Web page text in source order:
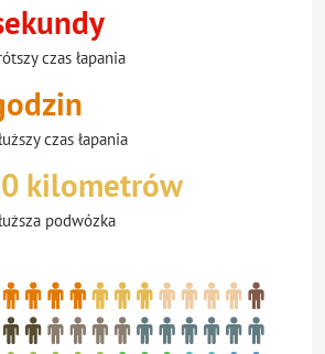
czas łapania
czas łapania
kilometrów
podwózka